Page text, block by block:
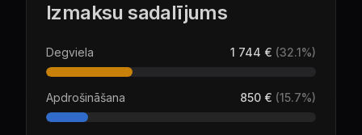
Izmaksu sadalījums
Degviela 1 744 € (32.1%)
Apdrošināšana 850 € (15.7%)